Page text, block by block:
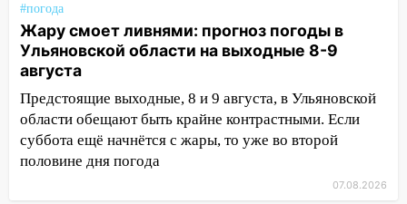
11:16
доску декабристу Кондратию Рылееву
10:40 В Ульяновске спасатели ночью
нашли потерявшегося в заброшенных
садах 79-летнего мужчину
10:26 На нескольких улицах Ульяновска
временно отключили холодную воду
В Ульяновске двоих участников
#погода
Жару смоет ливнями: прогноз погоды в
Ульяновской области на выходные 8-9
августа
Предстоящие выходные, 8 и 9 августа, в Ульяновской
области обещают быть крайне контрастными. Если
суббота ещё начнётся с жары, то уже во второй
половине дня погода
07.08.2026